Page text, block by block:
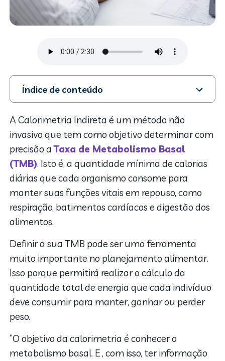
Índice de conteúdo
2. O que a Calorimetria Indireta pode determinar?
3. A matemática da balança
4. Calculando o gasto energético total
A Calorimetria Indireta é um método não
invasivo que tem como objetivo determinar com
precisão aTaxa de Metabolismo Basal
(TMB). Isto é, a quantidade mínima de calorias
diárias que cada organismo consome para
manter suas funções vitais em repouso, como
respiração, batimentos cardíacos e digestão dos
alimentos.
Definir a sua TMB pode ser uma ferramenta
muito importante no planejamento alimentar.
Isso porque permitirá realizar o cálculo da
quantidade total de energia que cada indivíduo
deve consumir para manter, ganhar ou perder
peso.
“O objetivo da calorimetria é conhecer o
metabolismo basal. E , com isso, ter informação